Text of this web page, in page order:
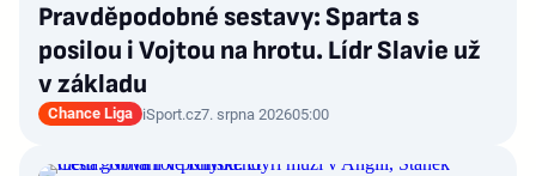
Pravděpodobné sestavy: Sparta s
posilou i Vojtou na hrotu. Lídr Slavie už
v základu
Chance Liga iSport.cz7. srpna 202605:00